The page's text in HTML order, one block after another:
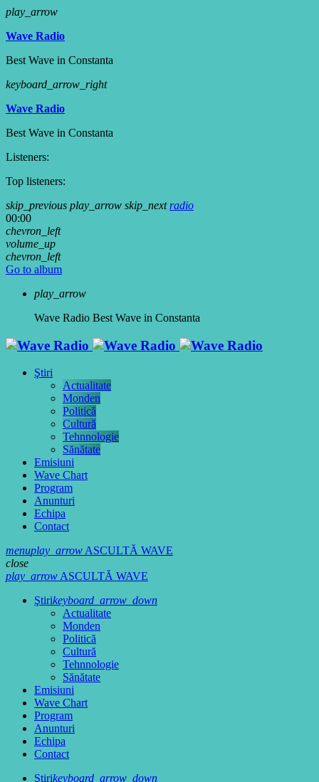
play_arrow
Wave Radio
Best Wave in Constanta
keyboard_arrow_right
Wave Radio
Best Wave in Constanta
Listeners:
Top listeners:
skip_previous play_arrow skip_next radio
00:00
chevron_left
volume_up
chevron_left
Go to album
play_arrow
Wave Radio Best Wave in Constanta
Ştiri
Actualitate
Monden
Politică
Cultură
Tehnnologie
Sănătate
Emisiuni
Wave Chart
Program
Anunturi
Echipa
Contact
menuplay_arrowASCULTĂ WAVE
close
play_arrowASCULTĂ WAVE
Ştirikeyboard_arrow_down
Actualitate
Monden
Politică
Cultură
Tehnnologie
Sănătate
Emisiuni
Wave Chart
Program
Anunturi
Echipa
Contact
Ştirikeyboard_arrow_down